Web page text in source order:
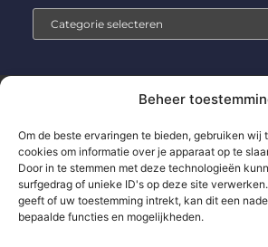
Beheer
Om de beste ervaringen te bieden, gebruiken wij
cookies om informatie over je apparaat op te
Door in te stemmen met deze technologieën
surfgedrag of unieke ID's op deze site
geeft of uw toestemming intrekt, kan dit een
bepaalde functies en mogelijkheden.
Aanmelden
Cookiebeleid (EU) Ons team Over
Website index Uit De
Backlinks kopen: wat jij moet weten voor
Extra geld verdienen: zo pak jij het slim